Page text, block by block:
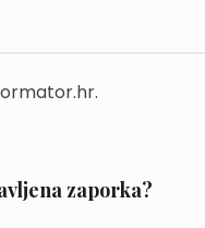
zaporka?